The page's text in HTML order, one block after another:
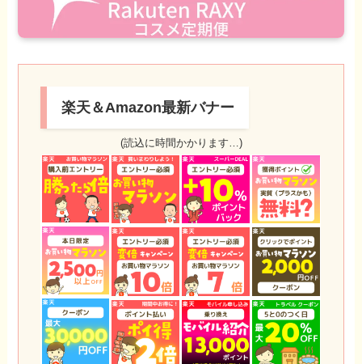
楽天＆Amazon最新バナー
(読込に時間かかります…)